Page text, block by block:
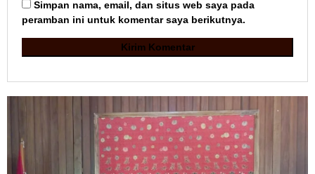
Simpan nama, email, dan situs web saya pada
peramban ini untuk komentar saya berikutnya.